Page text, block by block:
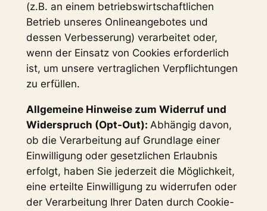
(z.B. an einem betriebswirtschaftlichen
Betrieb unseres Onlineangebotes und
dessen Verbesserung) verarbeitet oder,
wenn der Einsatz von Cookies erforderlich
ist, um unsere vertraglichen Verpflichtungen
zu erfüllen.
Allgemeine Hinweise zum Widerruf und
Widerspruch (Opt-Out): Abhängig davon,
ob die Verarbeitung auf Grundlage einer
Einwilligung oder gesetzlichen Erlaubnis
erfolgt, haben Sie jederzeit die Möglichkeit,
eine erteilte Einwilligung zu widerrufen oder
der Verarbeitung Ihrer Daten durch Cookie-